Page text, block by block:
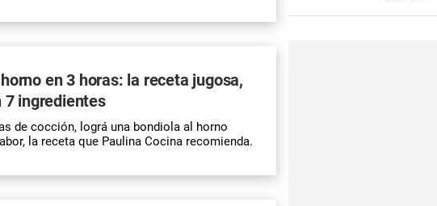
en 3 horas: la receta jugosa,
7 ingredientes
de cocción, lográ una bondiola al horno
la receta que Paulina Cocina recomienda.